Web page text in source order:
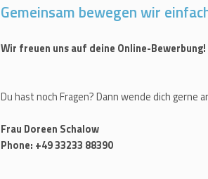
Gemeinsam bewegen wir
Wir freuen uns auf deine Online-Bewerbung!
Du hast noch Fragen? Dann wende dich gerne
Frau Doreen Schalow
Phone: +49 33233 88390